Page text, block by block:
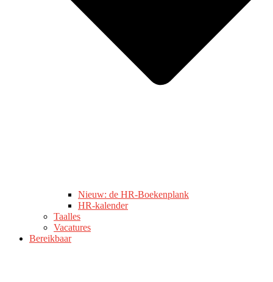
Nieuw: de HR-Boekenplank
HR-kalender
Taalles
Vacatures
Bereikbaar